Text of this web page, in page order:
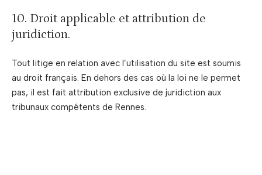
10. Droit applicable et attribution de
juridiction.
Tout litige en relation avec l’utilisation du site est soumis
au droit français. En dehors des cas où la loi ne le permet
pas, il est fait attribution exclusive de juridiction aux
tribunaux compétents de Rennes.